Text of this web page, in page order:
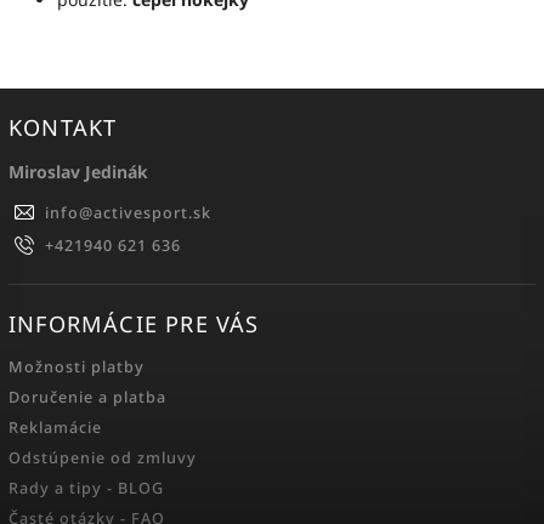
KONTAKT
Miroslav Jedinák
info@activesport.sk
+421940 621 636
INFORMÁCIE PRE VÁS
Možnosti platby
Doručenie a platba
Reklamácie
Odstúpenie od zmluvy
Rady a tipy - BLOG
Časté otázky - FAQ